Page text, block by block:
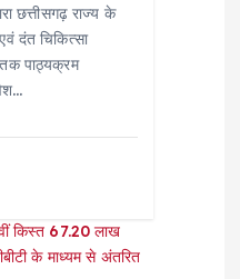
छत्तीसगढ़ राज्य के
दंत चिकित्सा
पाठ्यक्रम